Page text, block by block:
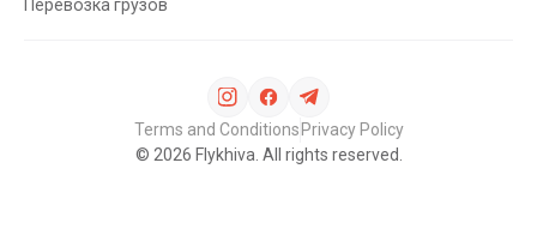
Перевозка грузов
Terms and Conditions Privacy Policy
© 2026 Flykhiva. All rights reserved.